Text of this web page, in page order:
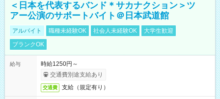
＜日本を代表するバンド＊サカナクション＞ツ
アー公演のサポートバイト＠日本武道館
アルバイト 職種未経験OK 社会人未経験OK
大学生歓迎
ブランクOK
給与
時給1250円～
交通費別途支給あり
交通費 支給（規定有り）